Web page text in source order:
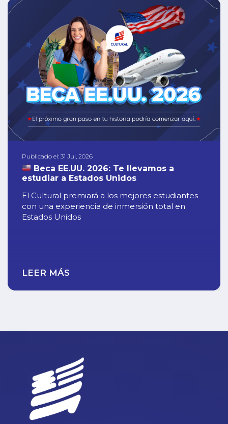
Publicado el: 31 Jul, 2026
Beca EE.UU. 2026: Te llevamos a
estudiar a Estados Unidos
El Cultural premiará a los mejores estudiantes
con una experiencia de inmersión total en
Estados Unidos
LEER MÁS